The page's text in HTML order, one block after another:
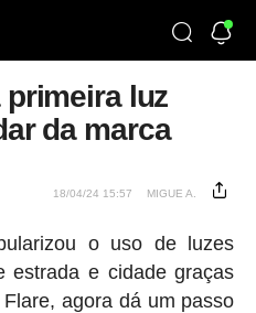
primeira luz
da marca
18/04/24 15:57 MIGUE A.
o uso de luzes
estrada e cidade graças
agora dá um passo